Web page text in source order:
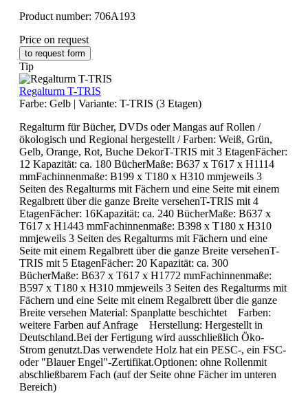
Product number: 706A193
Price on request
to request form
Tip
Regalturm T-TRIS
Farbe: Gelb | Variante: T-TRIS (3 Etagen)
Regalturm für Bücher, DVDs oder Mangas auf Rollen /
ökologisch und Regional hergestellt / Farben: Weiß, Grün,
Gelb, Orange, Rot, Buche DekorT-TRIS mit 3 EtagenFächer:
12 Kapazität: ca. 180 BücherMaße: B637 x T617 x H1114
mmFachinnenmaße: B199 x T180 x H310 mmjeweils 3
Seiten des Regalturms mit Fächern und eine Seite mit einem
Regalbrett über die ganze Breite versehenT-TRIS mit 4
EtagenFächer: 16Kapazität: ca. 240 BücherMaße: B637 x
T617 x H1443 mmFachinnenmaße: B398 x T180 x H310
mmjeweils 3 Seiten des Regalturms mit Fächern und eine
Seite mit einem Regalbrett über die ganze Breite versehenT-
TRIS mit 5 EtagenFächer: 20 Kapazität: ca. 300
BücherMaße: B637 x T617 x H1772 mmFachinnenmaße:
B597 x T180 x H310 mmjeweils 3 Seiten des Regalturms mit
Fächern und eine Seite mit einem Regalbrett über die ganze
Breite versehen Material: Spanplatte beschichtet Farben:
weitere Farben auf Anfrage Herstellung: Hergestellt in
Deutschland.Bei der Fertigung wird ausschließlich Öko-
Strom genutzt.Das verwendete Holz hat ein PESC-, ein FSC-
oder "Blauer Engel"-Zertifikat.Optionen: ohne Rollenmit
abschließbarem Fach (auf der Seite ohne Fächer im unteren
Bereich)